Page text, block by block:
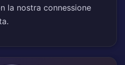
la nostra connessione